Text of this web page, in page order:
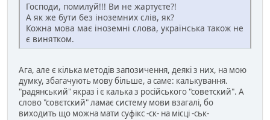
Господи, помилуй!!! Ви не жартуєте?!
А як же бути без іноземних слів, як?
Кожна мова має іноземні слова, українська також не
є винятком.
Ага, але є кілька методів запозичення, деякі з них, на мою
думку, збагачують мову більше, а саме: калькування.
"радянський" якраз і є калька з російського "советский". А
слово "совєтский" ламає систему мови взагалі, бо
виходить що можна мати суфікс -ск- на місці -ськ-